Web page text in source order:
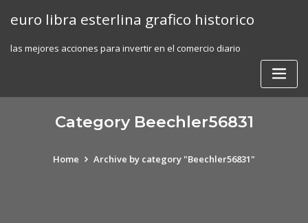
euro libra esterlina grafico historico
las mejores acciones para invertir en el comercio diario
Category Beechler56831
Home Archive by category "Beechler56831"